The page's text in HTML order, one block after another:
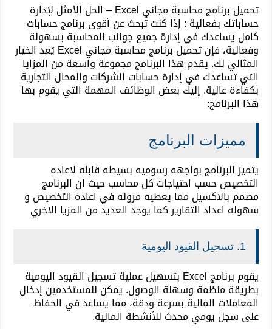
تحميل برنامج محاسبة مجاني Excel – الحل الأمثل لإدارة
حساباتك بفعالية : إذا كنت تبحث عن أقوى برنامج حسابات
كامل يساعدك في إدارة جميع جوانب المحاسبة بسهولة
وفعالية، فإن تحميل برنامج محاسبة مجاني Excel يُعد الخيار
المثالي لك. يقدم هذا البرنامج مجموعة واسعة من المزايا
التي تساعدك في إدارة حسابات الشركات والمحال التجارية
بكفاءة عالية. إليك بعض الوظائف المهمة التي يقوم بها
هذا البرنامج:
مميزات البرنامج
يتميز البرنامج بواجهه رسوميه بسيطه قابله لاعاده
التخصيص حسب احتياجات كل محاسب حيث ان البرنامج
مصمم بالاكسيل مما يعطيه مرونه في اعاده التخصيص و
سهوله اعداد التقارير كما يوجد العديد من المزيا الاخري
1. تسجيل القيود اليومية
يقوم برنامج Excel بتسهيل عملية تسجيل القيود اليومية
بطريقة منظمة وسهلة الوصول. يمكن للمستخدمين إدخال
المعاملات المالية بسرعة ودقة، مما يساعد في الحفاظ
على سجل يومي محدث للأنشطة المالية.